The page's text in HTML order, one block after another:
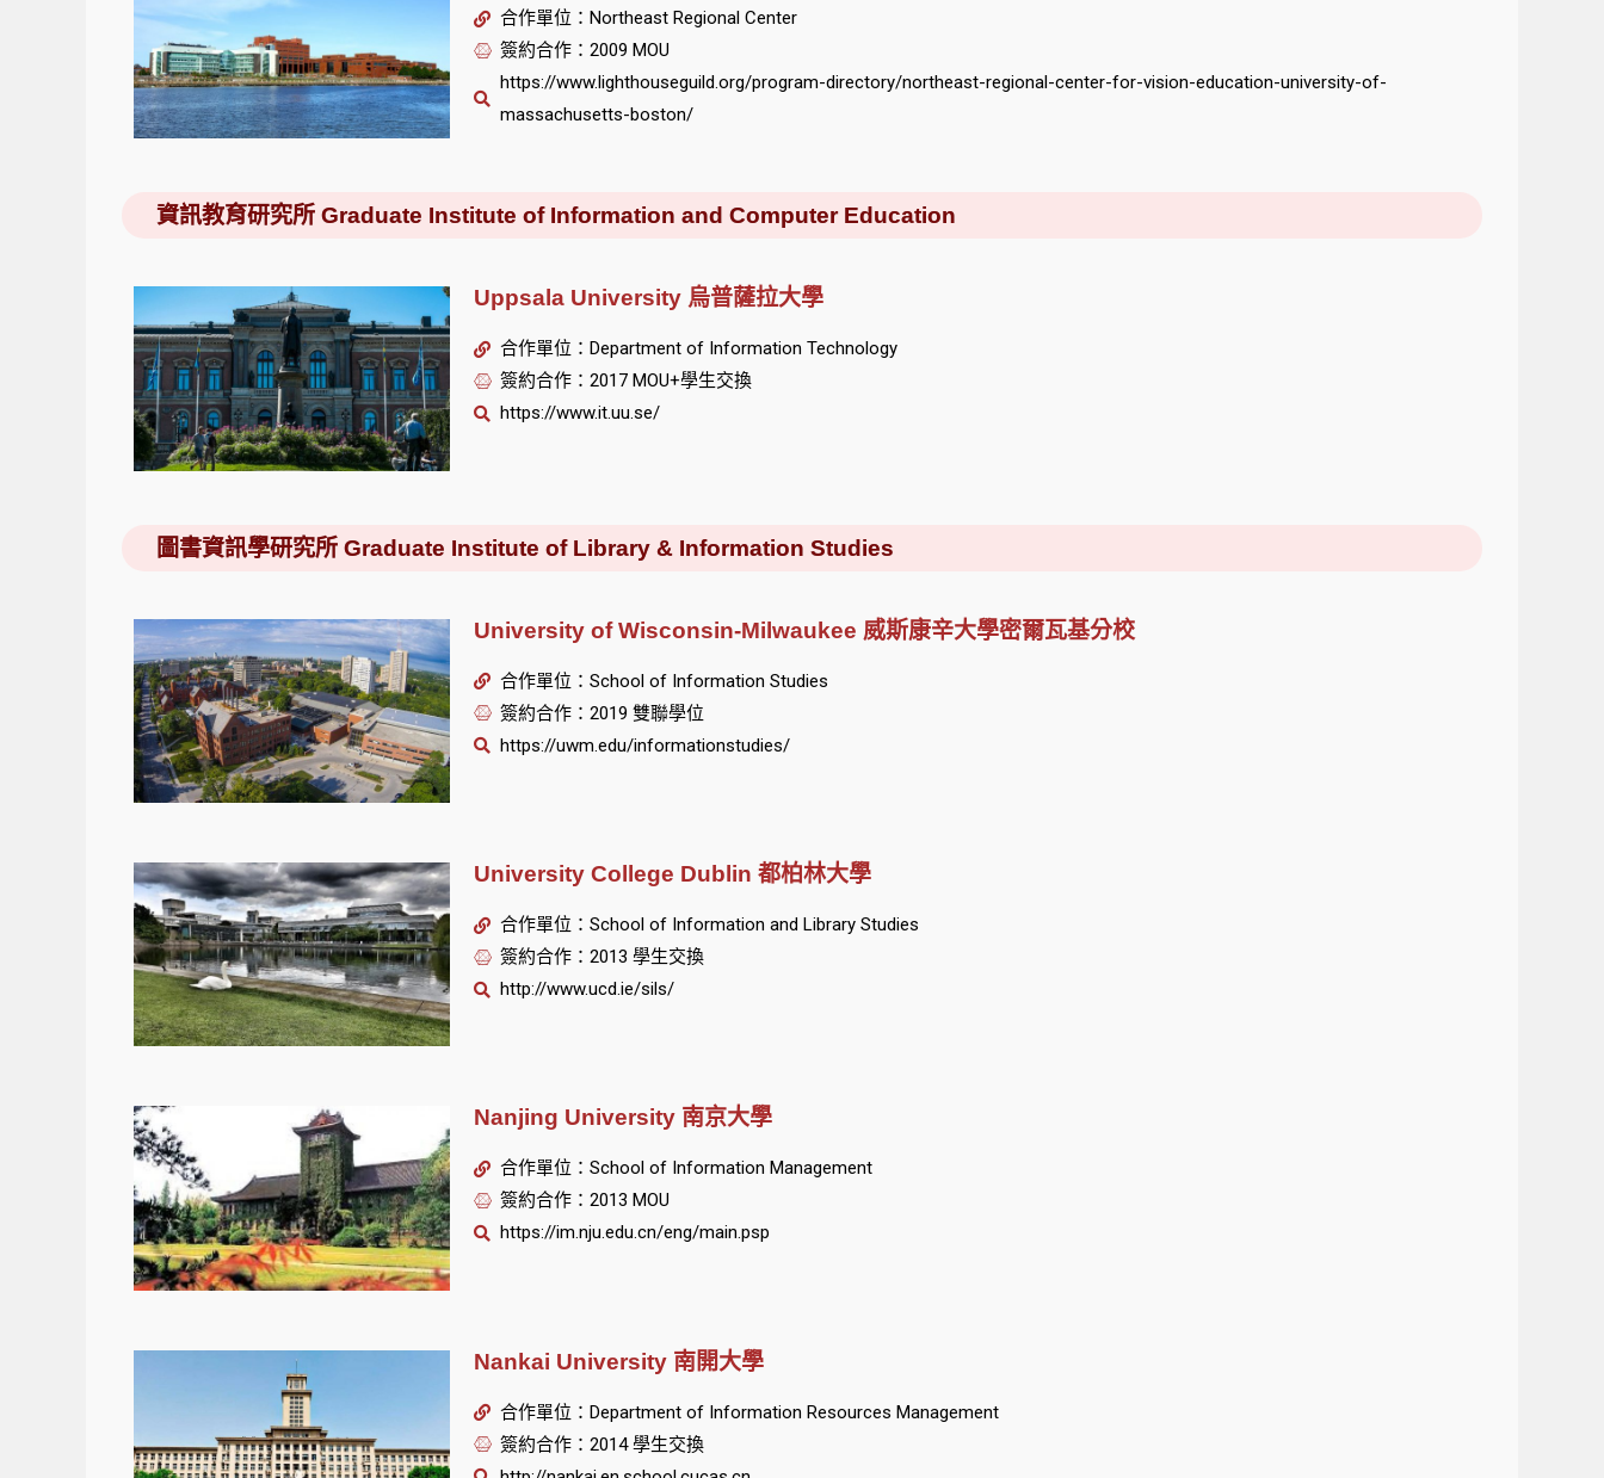
合作單位：Northeast Regional Center
簽約合作：2009 MOU
https://www.lighthouseguild.org/program-directory/northeast-regional-center-for-vision-education-university-of-
massachusetts-boston/
資訊教育研究所 Graduate Institute of Information and Computer Education
Uppsala University 烏普薩拉大學
合作單位：Department of Information Technology
簽約合作：2017 MOU+學生交換
https://www.it.uu.se/
圖書資訊學研究所 Graduate Institute of Library & Information Studies
University of Wisconsin-Milwaukee 威斯康辛大學密爾瓦基分校
合作單位：School of Information Studies
簽約合作：2019 雙聯學位
https://uwm.edu/informationstudies/
University College Dublin 都柏林大學
合作單位：School of Information and Library Studies
簽約合作：2013 學生交換
http://www.ucd.ie/sils/
Nanjing University 南京大學
合作單位：School of Information Management
簽約合作：2013 MOU
https://im.nju.edu.cn/eng/main.psp
Nankai University 南開大學
合作單位：Department of Information Resources Management
簽約合作：2014 學生交換